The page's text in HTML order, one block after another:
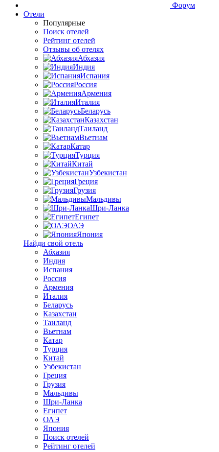
Форум
Отели
Популярные
Поиск отелей
Рейтинг отелей
Отзывы об отелях
Абхазия
Индия
Испания
Россия
Армения
Италия
Беларусь
Казахстан
Таиланд
Вьетнам
Катар
Турция
Китай
Узбекистан
Греция
Грузия
Мальдивы
Шри-Ланка
Египет
ОАЭ
Япония
Найди свой отель
Абхазия
Индия
Испания
Россия
Армения
Италия
Беларусь
Казахстан
Таиланд
Вьетнам
Катар
Турция
Китай
Узбекистан
Греция
Грузия
Мальдивы
Шри-Ланка
Египет
ОАЭ
Япония
Поиск отелей
Рейтинг отелей